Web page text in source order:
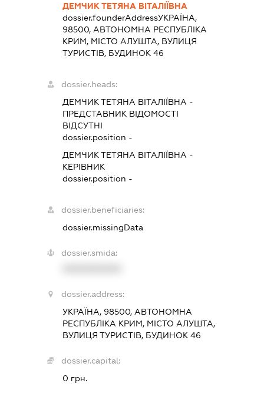
ДЕМЧИК ТЕТЯНА ВІТАЛІЇВНА
dossier.founderAddressУКРАЇНА,
98500, АВТОНОМНА РЕСПУБЛІКА
КРИМ, МІСТО АЛУШТА, ВУЛИЦЯ
ТУРИСТІВ, БУДИНОК 46
dossier.heads:
ДЕМЧИК ТЕТЯНА ВІТАЛІЇВНА -
ПРЕДСТАВНИК ВІДОМОСТІ
ВІДСУТНІ
dossier.position -
ДЕМЧИК ТЕТЯНА ВІТАЛІЇВНА -
КЕРІВНИК
dossier.position -
dossier.beneficiaries:
dossier.missingData
dossier.smida:
dossier.address:
УКРАЇНА, 98500, АВТОНОМНА
РЕСПУБЛІКА КРИМ, МІСТО АЛУШТА,
ВУЛИЦЯ ТУРИСТІВ, БУДИНОК 46
dossier.capital:
0 грн.